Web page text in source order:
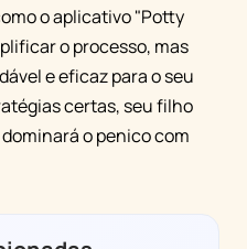
o aplicativo "Potty
o processo, mas
e eficaz para o seu
certas, seu filho
o penico com